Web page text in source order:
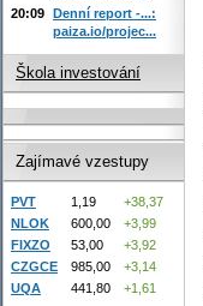
20:09 Denní report -...:
paiza.io/projec...
Škola investování
Zajímavé vzestupy
PVT 1,19
+38,37
NLOK
600,00
+3,99
FIXZO
53,00
+3,92
CZGCE
985,00
+3,14
UQA
441,80 +1,61